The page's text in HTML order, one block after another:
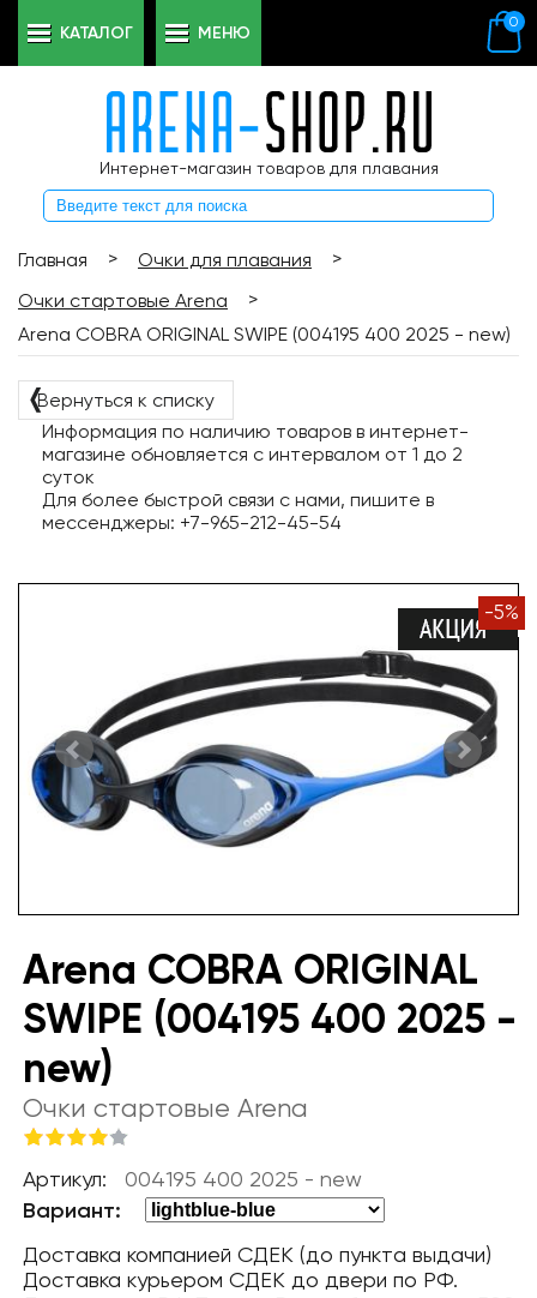
Интернет-магазин товаров для плавания
0
КАТАЛОГ МЕНЮ
Главная > Очки для плавания
>
Очки стартовые Arena
>
Arena COBRA ORIGINAL SWIPE (004195 400 2025 - new)
❬Вернуться к списку
Информация по наличию товаров в интернет-
магазине обновляется с интервалом от 1 до 2
суток
Для более быстрой связи с нами, пишите в
мессенджеры: +7-965-212-45-54
-5%
Arena COBRA ORIGINAL
SWIPE (004195 400 2025 -
new)
Очки стартовые Arena
Артикул: 004195 400 2025 - new
Вариант:
Доставка компанией СДЕК (до пункта выдачи)
Доставка курьером СДЕК до двери по РФ.